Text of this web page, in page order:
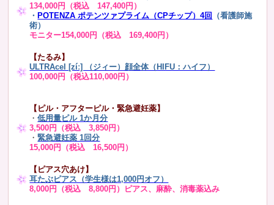
134,000円（税込 147,400円）
・ POTENZA ポテンツァプライム（CPチップ）4回
（看護師施
術）
モニター154,000円（税込 169,400円）
【たるみ】
ULTRAcel [zíː] （ジィー）顔全体（HIFU：ハイフ）
100,000円（税込110,000円）
【ピル・アフターピル・緊急避妊薬】
・低用量ピル 1か月分
3,500円（税込 3,850円）
・緊急避妊薬 1回分
15,000円（税込 16,500円）
【ピアス穴あけ】
耳たぶピアス（学生様は1,000円オフ）
8,000円（税込 8,800円）ピアス、麻酔、消毒薬込み